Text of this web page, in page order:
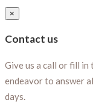
×
Contact us
Give us a call or fill in
endeavor to answer
days.